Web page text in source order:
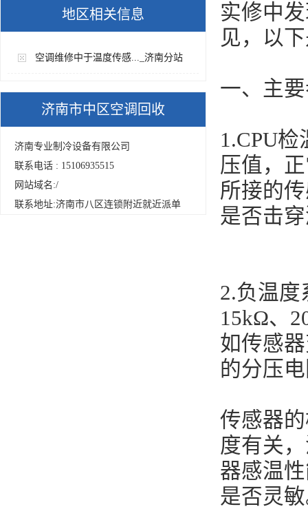
地区相关信息
空调维修中于温度传感..._济南分站
济南市中区空调回收
济南专业制冷设备有限公司
联系电话 : 15106935515
网站域名:/
联系地址:济南市八区连锁附近就近派单
实修中
见，以
一、主
1.CPU
压值，
所接的
是否击
2.负温
15kΩ、
如传感
的分压
传感器
度有关
器感温
是否灵